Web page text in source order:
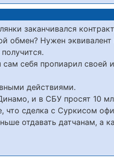
заканчивался
обмен? Нужен эквивалент
себя пропиарил своей
действиями.
и в СБУ просят 10
что сделка с Суркисом
отдавать датчанам, а